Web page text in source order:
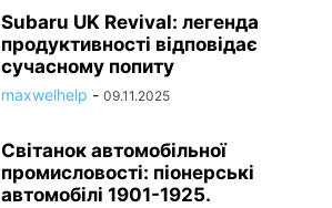
Subaru UK Revival: легенда
продуктивності відповідає
сучасному попиту
maxwelhelp - 09.11.2025
Світанок автомобільної
промисловості: піонерські
автомобілі 1901-1925.